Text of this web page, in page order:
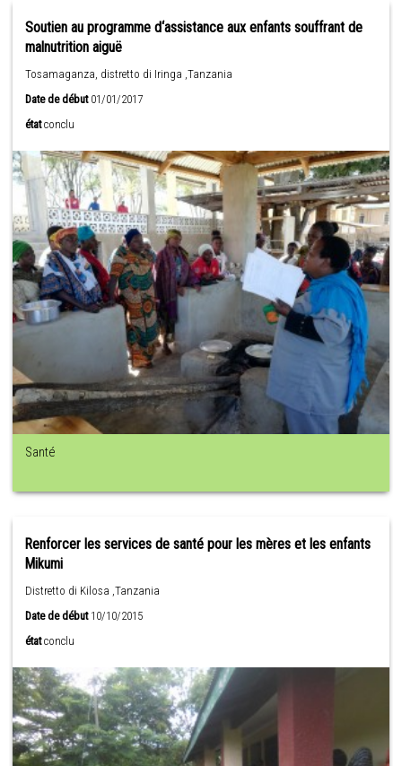
Soutien au programme d‘assistance aux enfants souffrant de
malnutrition aiguë
Tosamaganza, distretto di Iringa ,Tanzania
Date de début01/01/2017
état conclu
Santé
Renforcer les services de santé pour les mères et les enfants
Mikumi
Distretto di Kilosa ,Tanzania
Date de début10/10/2015
état conclu